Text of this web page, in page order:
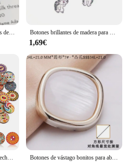
Botones de Metal con diamantes de imitación de diseño de flores de lujo, 18/20/23MM, decoración de moda de alta calidad, botón de vástago para costura DIY Botones brillantes de madera para Costura, accesorio decorativo con dos agujeros, 16-26mm, 12 Uds.
1,69€
Botones de madera de piezas, hechos a mano, variados botones circulares retro de punto, 100 Botones de vástago bonitos para abrigo, accesorios de ropa con patrón lujoso, grande, 21/25mm, 1/5/10/20 piezas